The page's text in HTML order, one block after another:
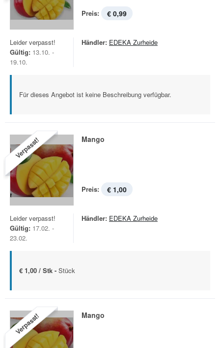
Preis: € 0,99
Leider verpasst!
Gültig: 13.10. -
19.10.
Händler: EDEKA Zurheide
Für dieses Angebot ist keine Beschreibung verfügbar.
Verpasst! Mango
Preis: € 1,00
Leider verpasst!
Gültig: 17.02. -
23.02.
Händler: EDEKA Zurheide
€ 1,00 / Stk - Stück
Verpasst! Mango